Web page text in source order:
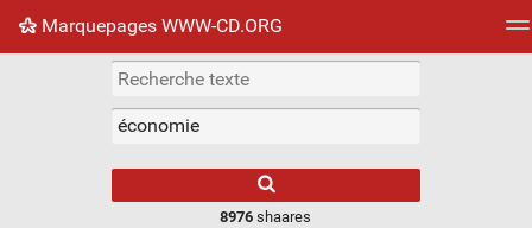
Marquepages WWW-CD.ORG
Nuage de tags Mur d'images
8976 shaares